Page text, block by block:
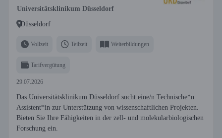
Universitätsklinikum Düsseldorf
Düsseldorf
Vollzeit Teilzeit Weiterbildungen
Tarifvergütung
29.07.2026
Das Universitätsklinikum Düsseldorf sucht eine/n Technische*n
Assistent*in zur Unterstützung von wissenschaftlichen Projekten.
Bieten Sie Ihre Fähigkeiten in der zell- und molekularbiologischen
Forschung ein.